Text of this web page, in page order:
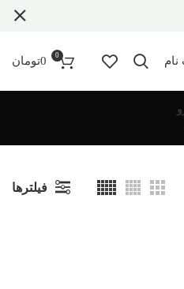
نام 0
0تومان
فیلترها